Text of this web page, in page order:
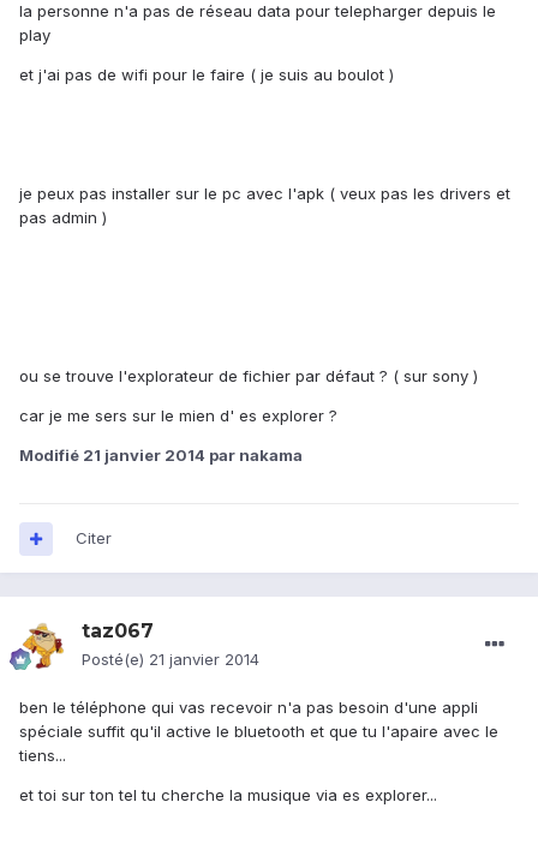
la personne n'a pas de réseau data pour telepharger depuis le
play
et j'ai pas de wifi pour le faire ( je suis au boulot )
je peux pas installer sur le pc avec l'apk ( veux pas les drivers et
pas admin )
ou se trouve l'explorateur de fichier par défaut ? ( sur sony )
car je me sers sur le mien d' es explorer ?
Modifié 21 janvier 2014 par nakama
Citer
taz067
Posté(e) 21 janvier 2014
ben le téléphone qui vas recevoir n'a pas besoin d'une appli
spéciale suffit qu'il active le bluetooth et que tu l'apaire avec le
tiens...
et toi sur ton tel tu cherche la musique via es explorer...